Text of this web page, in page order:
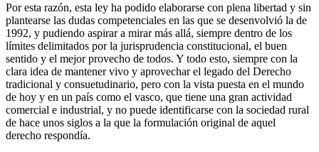
Por esta razón, esta ley ha podido elaborarse con plena libertad y sin
plantearse las dudas competenciales en las que se desenvolvió la de
1992, y pudiendo aspirar a mirar más allá, siempre dentro de los
límites delimitados por la jurisprudencia constitucional, el buen
sentido y el mejor provecho de todos. Y todo esto, siempre con la
clara idea de mantener vivo y aprovechar el legado del Derecho
tradicional y consuetudinario, pero con la vista puesta en el mundo
de hoy y en un país como el vasco, que tiene una gran actividad
comercial e industrial, y no puede identificarse con la sociedad rural
de hace unos siglos a la que la formulación original de aquel
derecho respondía.